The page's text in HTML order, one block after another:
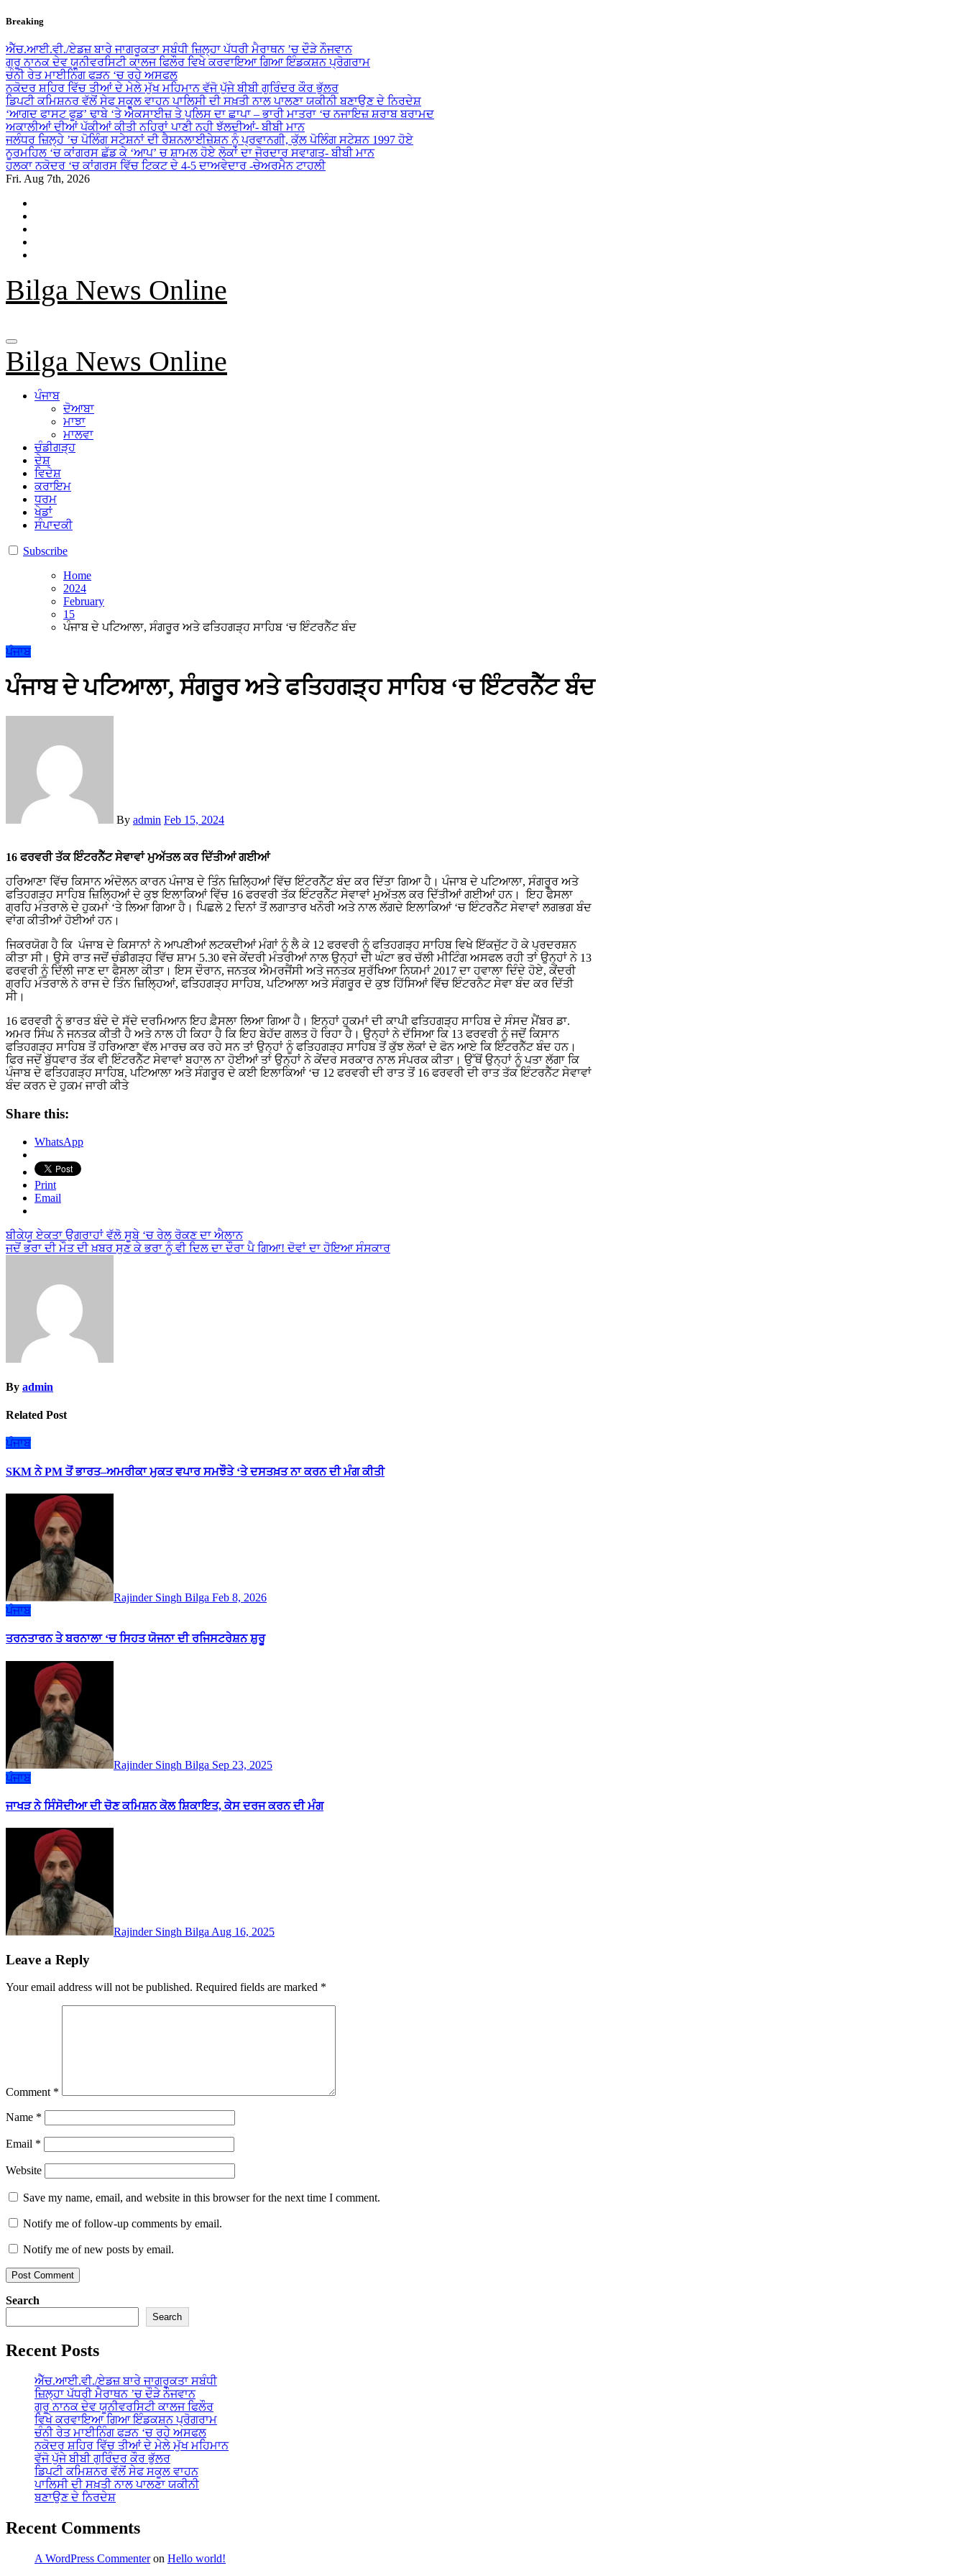
Skip
content
Breaking
ਐੱਚ.ਆਈ.ਵੀ./ਏਡਜ਼ ਬਾਰੇ ਜਾਗਰੂਕਤਾ ਸਬੰਧੀ ਜ਼ਿਲ੍ਹਾ ਪੱਧਰੀ ਮੈਰਾਥਨ ’ਚ ਦੌੜੇ ਨੌਜਵਾਨ
ਗੁਰੂ ਨਾਨਕ ਦੇਵ ਯੂਨੀਵਰਸਿਟੀ ਕਾਲਜ ਫਿਲੌਰ ਵਿਖੇ ਕਰਵਾਇਆ ਗਿਆ ਇੰਡਕਸ਼ਨ ਪ੍ਰੋਗਰਾਮ
ਚੰਨੀ ਰੇਤ ਮਾਈਨਿੰਗ ਫੜਨ ‘ਚ ਰਹੇ ਅਸਫਲ
ਨਕੋਦਰ ਸ਼ਹਿਰ ਵਿੱਚ ਤੀਆਂ ਦੇ ਮੇਲੇ ਮੁੱਖ ਮਹਿਮਾਨ ਵੱਜੋ ਪੁੱਜੇ ਬੀਬੀ ਗੁਰਿੰਦਰ ਕੌਰ ਭੁੱਲਰ
ਡਿਪਟੀ ਕਮਿਸ਼ਨਰ ਵੱਲੋਂ ਸੇਫ ਸਕੂਲ ਵਾਹਨ ਪਾਲਿਸੀ ਦੀ ਸਖ਼ਤੀ ਨਾਲ ਪਾਲਣਾ ਯਕੀਨੀ ਬਣਾਉਣ ਦੇ ਨਿਰਦੇਸ਼
‘ਆਗਦ ਫਾਸਟ ਫੂਡ’ ਢਾਬੇ ‘ਤੇ ਐਕਸਾਈਜ਼ ਤੇ ਪੁਲਿਸ ਦਾ ਛਾਪਾ – ਭਾਰੀ ਮਾਤਰਾ ‘ਚ ਨਜਾਇਜ਼ ਸ਼ਰਾਬ ਬਰਾਮਦ
ਅਕਾਲੀਆਂ ਦੀਆਂ ਪੱਕੀਆਂ ਕੀਤੀ ਨਹਿਰਾਂ ਪਾਣੀ ਨਹੀ ਝੱਲਦੀਆਂ- ਬੀਬੀ ਮਾਨ
ਜਲੰਧਰ ਜ਼ਿਲ੍ਹੇ ’ਚ ਪੋਲਿੰਗ ਸਟੇਸ਼ਨਾਂ ਦੀ ਰੈਸ਼ਨਲਾਈਜ਼ੇਸ਼ਨ ਨੂੰ ਪ੍ਰਵਾਨਗੀ, ਕੁੱਲ ਪੋਲਿੰਗ ਸਟੇਸ਼ਨ 1997 ਹੋਏ
ਨੂਰਮਹਿਲ ‘ਚ ਕਾਂਗਰਸ ਛੱਡ ਕੇ ‘ਆਪ’ ਚ ਸ਼ਾਮਲ ਹੋਏ ਲੋਕਾਂ ਦਾ ਜੋਰਦਾਰ ਸਵਾਗਤ- ਬੀਬੀ ਮਾਨ
ਹਲਕਾ ਨਕੋਦਰ ‘ਚ ਕਾਂਗਰਸ ਵਿੱਚ ਟਿਕਟ ਦੇ 4-5 ਦਾਅਵੇਦਾਰ -ਚੇਅਰਮੈਨ ਟਾਹਲੀ
Fri. Aug 7th, 2026
Bilga News Online
Bilga News Online
ਪੰਜਾਬ
ਦੋਆਬਾ
ਮਾਝਾ
ਮਾਲਵਾ
ਚੰਡੀਗੜ੍ਹ
ਦੇਸ਼
ਵਿਦੇਸ਼
ਕਰਾਇਮ
ਧਰਮ
ਖੇਡਾਂ
ਸੰਪਾਦਕੀ
Subscribe
Home
2024
February
15
ਪੰਜਾਬ ਦੇ ਪਟਿਆਲਾ, ਸੰਗਰੂਰ ਅਤੇ ਫਤਿਹਗੜ੍ਹ ਸਾਹਿਬ ‘ਚ ਇੰਟਰਨੈੱਟ ਬੰਦ
ਪੰਜਾਬ
ਪੰਜਾਬ ਦੇ ਪਟਿਆਲਾ, ਸੰਗਰੂਰ ਅਤੇ ਫਤਿਹਗੜ੍ਹ ਸਾਹਿਬ ‘ਚ ਇੰਟਰਨੈੱਟ ਬੰਦ
By admin Feb 15, 2024
16 ਫਰਵਰੀ ਤੱਕ ਇੰਟਰਨੈੱਟ ਸੇਵਾਵਾਂ ਮੁਅੱਤਲ ਕਰ ਦਿੱਤੀਆਂ ਗਈਆਂ
ਹਰਿਆਣਾ ਵਿੱਚ ਕਿਸਾਨ ਅੰਦੋਲਨ ਕਾਰਨ ਪੰਜਾਬ ਦੇ ਤਿੰਨ ਜ਼ਿਲ੍ਹਿਆਂ ਵਿੱਚ ਇੰਟਰਨੈੱਟ ਬੰਦ ਕਰ ਦਿੱਤਾ ਗਿਆ ਹੈ। ਪੰਜਾਬ ਦੇ ਪਟਿਆਲਾ, ਸੰਗਰੂਰ ਅਤੇ
ਫਤਿਹਗੜ੍ਹ ਸਾਹਿਬ ਜ਼ਿਲ੍ਹਿਆਂ ਦੇ ਕੁਝ ਇਲਾਕਿਆਂ ਵਿੱਚ 16 ਫਰਵਰੀ ਤੱਕ ਇੰਟਰਨੈੱਟ ਸੇਵਾਵਾਂ ਮੁਅੱਤਲ ਕਰ ਦਿੱਤੀਆਂ ਗਈਆਂ ਹਨ। ਇਹ ਫੈਸਲਾ
ਗ੍ਰਹਿ ਮੰਤਰਾਲੇ ਦੇ ਹੁਕਮਾਂ ‘ਤੇ ਲਿਆ ਗਿਆ ਹੈ। ਪਿਛਲੇ 2 ਦਿਨਾਂ ਤੋਂ ਲਗਾਤਾਰ ਖਨੌਰੀ ਅਤੇ ਨਾਲ ਲੱਗਦੇ ਇਲਾਕਿਆਂ ‘ਚ ਇੰਟਰਨੈੱਟ ਸੇਵਾਵਾਂ ਲਗਭਗ ਬੰਦ
ਵਾਂਗ ਕੀਤੀਆਂ ਹੋਈਆਂ ਹਨ।
ਜਿਕਰਯੋਗ ਹੈ ਕਿ ਪੰਜਾਬ ਦੇ ਕਿਸਾਨਾਂ ਨੇ ਆਪਣੀਆਂ ਲਟਕਦੀਆਂ ਮੰਗਾਂ ਨੂੰ ਲੈ ਕੇ 12 ਫਰਵਰੀ ਨੂੰ ਫਤਿਹਗੜ੍ਹ ਸਾਹਿਬ ਵਿਖੇ ਇੱਕਜੁੱਟ ਹੋ ਕੇ ਪ੍ਰਦਰਸ਼ਨ
ਕੀਤਾ ਸੀ। ਉਸੇ ਰਾਤ ਜਦੋਂ ਚੰਡੀਗੜ੍ਹ ਵਿੱਚ ਸ਼ਾਮ 5.30 ਵਜੇ ਕੇਂਦਰੀ ਮੰਤਰੀਆਂ ਨਾਲ ਉਨ੍ਹਾਂ ਦੀ ਘੰਟਾ ਭਰ ਚੱਲੀ ਮੀਟਿੰਗ ਅਸਫਲ ਰਹੀ ਤਾਂ ਉਨ੍ਹਾਂ ਨੇ 13
ਫਰਵਰੀ ਨੂੰ ਦਿੱਲੀ ਜਾਣ ਦਾ ਫੈਸਲਾ ਕੀਤਾ। ਇਸ ਦੌਰਾਨ, ਜਨਤਕ ਐਮਰਜੈਂਸੀ ਅਤੇ ਜਨਤਕ ਸੁਰੱਖਿਆ ਨਿਯਮਾਂ 2017 ਦਾ ਹਵਾਲਾ ਦਿੰਦੇ ਹੋਏ, ਕੇਂਦਰੀ
ਗ੍ਰਹਿ ਮੰਤਰਾਲੇ ਨੇ ਰਾਜ ਦੇ ਤਿੰਨ ਜ਼ਿਲ੍ਹਿਆਂ, ਫਤਿਹਗੜ੍ਹ ਸਾਹਿਬ, ਪਟਿਆਲਾ ਅਤੇ ਸੰਗਰੂਰ ਦੇ ਕੁਝ ਹਿੱਸਿਆਂ ਵਿੱਚ ਇੰਟਰਨੈਟ ਸੇਵਾ ਬੰਦ ਕਰ ਦਿੱਤੀ
ਸੀ।
16 ਫਰਵਰੀ ਨੂੰ ਭਾਰਤ ਬੰਦੇ ਦੇ ਸੱਦੇ ਦਰਮਿਆਨ ਇਹ ਫ਼ੈਸਲਾ ਲਿਆ ਗਿਆ ਹੈ। ਇਨ੍ਹਾਂ ਹੁਕਮਾਂ ਦੀ ਕਾਪੀ ਫਤਿਹਗੜ੍ਹ ਸਾਹਿਬ ਦੇ ਸੰਸਦ ਮੈਂਬਰ ਡਾ.
ਅਮਰ ਸਿੰਘ ਨੇ ਜਨਤਕ ਕੀਤੀ ਹੈ ਅਤੇ ਨਾਲ ਹੀ ਕਿਹਾ ਹੈ ਕਿ ਇਹ ਬੇਹੱਦ ਗਲਤ ਹੋ ਰਿਹਾ ਹੈ। ਉਨ੍ਹਾਂ ਨੇ ਦੱਸਿਆ ਕਿ 13 ਫਰਵਰੀ ਨੂੰ ਜਦੋਂ ਕਿਸਾਨ
ਫਤਿਹਗੜ੍ਹ ਸਾਹਿਬ ਤੋਂ ਹਰਿਆਣਾ ਵੱਲ ਮਾਰਚ ਕਰ ਰਹੇ ਸਨ ਤਾਂ ਉਨ੍ਹਾਂ ਨੂੰ ਫਤਿਹਗੜ੍ਹ ਸਾਹਿਬ ਤੋਂ ਕੁੱਝ ਲੋਕਾਂ ਦੇ ਫੋਨ ਆਏ ਕਿ ਇੰਟਰਨੈੱਟ ਬੰਦ ਹਨ।
ਫਿਰ ਜਦੋਂ ਬੁੱਧਵਾਰ ਤੱਕ ਵੀ ਇੰਟਰਨੈੱਟ ਸੇਵਾਵਾਂ ਬਹਾਲ ਨਾ ਹੋਈਆਂ ਤਾਂ ਉਨ੍ਹਾਂ ਨੇ ਕੇਂਦਰ ਸਰਕਾਰ ਨਾਲ ਸੰਪਰਕ ਕੀਤਾ। ਉੱਥੋਂ ਉਨ੍ਹਾਂ ਨੂੰ ਪਤਾ ਲੱਗਾ ਕਿ
ਪੰਜਾਬ ਦੇ ਫਤਿਹਗੜ੍ਹ ਸਾਹਿਬ, ਪਟਿਆਲਾ ਅਤੇ ਸੰਗਰੂਰ ਦੇ ਕਈ ਇਲਾਕਿਆਂ ‘ਚ 12 ਫਰਵਰੀ ਦੀ ਰਾਤ ਤੋਂ 16 ਫਰਵਰੀ ਦੀ ਰਾਤ ਤੱਕ ਇੰਟਰਨੈੱਟ ਸੇਵਾਵਾਂ
ਬੰਦ ਕਰਨ ਦੇ ਹੁਕਮ ਜਾਰੀ ਕੀਤੇ
Share this:
WhatsApp
Print
Email
Post
navigation
ਬੀਕੇਯੂ ਏਕਤਾ ਉਗਰਾਹਾਂ ਵੱਲੋ ਸੂਬੇ ‘ਚ ਰੇਲ ਰੋਕਣ ਦਾ ਐਲਾਨ
ਜਦੋਂ ਭਰਾ ਦੀ ਮੌਤ ਦੀ ਖ਼ਬਰ ਸੁਣ ਕੇ ਭਰਾ ਨੂੰ ਵੀ ਦਿਲ ਦਾ ਦੌਰਾ ਪੈ ਗਿਆ! ਦੋਵਾਂ ਦਾ ਹੋਇਆ ਸੰਸਕਾਰ
By admin
Related Post
ਪੰਜਾਬ
SKM ਨੇ PM ਤੋਂ ਭਾਰਤ–ਅਮਰੀਕਾ ਮੁਕਤ ਵਪਾਰ ਸਮਝੌਤੇ ‘ਤੇ ਦਸਤਖ਼ਤ ਨਾ ਕਰਨ ਦੀ ਮੰਗ ਕੀਤੀ
Rajinder Singh Bilga Feb 8, 2026
ਪੰਜਾਬ
ਤਰਨਤਾਰਨ ਤੇ ਬਰਨਾਲਾ ‘ਚ ਸਿਹਤ ਯੋਜਨਾ ਦੀ ਰਜਿਸਟਰੇਸ਼ਨ ਸ਼ੁਰੂ
Rajinder Singh Bilga Sep 23, 2025
ਪੰਜਾਬ
ਜਾਖੜ ਨੇ ਸਿੰਸੋਦੀਆ ਦੀ ਚੋਣ ਕਮਿਸ਼ਨ ਕੋਲ ਸ਼ਿਕਾਇਤ, ਕੇਸ ਦਰਜ ਕਰਨ ਦੀ ਮੰਗ
Rajinder Singh Bilga Aug 16, 2025
Leave a Reply
Your email address will not be published. Required fields are marked *
Comment *
Name *
Email *
Website
Save my name, email, and website in this browser for the next time I comment.
Notify me of follow-up comments by email.
Notify me of new posts by email.
Search
Search
Recent Posts
ਐੱਚ.ਆਈ.ਵੀ./ਏਡਜ਼ ਬਾਰੇ ਜਾਗਰੂਕਤਾ ਸਬੰਧੀ
ਜ਼ਿਲ੍ਹਾ ਪੱਧਰੀ ਮੈਰਾਥਨ ’ਚ ਦੌੜੇ ਨੌਜਵਾਨ
ਗੁਰੂ ਨਾਨਕ ਦੇਵ ਯੂਨੀਵਰਸਿਟੀ ਕਾਲਜ ਫਿਲੌਰ
ਵਿਖੇ ਕਰਵਾਇਆ ਗਿਆ ਇੰਡਕਸ਼ਨ ਪ੍ਰੋਗਰਾਮ
ਚੰਨੀ ਰੇਤ ਮਾਈਨਿੰਗ ਫੜਨ ‘ਚ ਰਹੇ ਅਸਫਲ
ਨਕੋਦਰ ਸ਼ਹਿਰ ਵਿੱਚ ਤੀਆਂ ਦੇ ਮੇਲੇ ਮੁੱਖ ਮਹਿਮਾਨ
ਵੱਜੋ ਪੁੱਜੇ ਬੀਬੀ ਗੁਰਿੰਦਰ ਕੌਰ ਭੁੱਲਰ
ਡਿਪਟੀ ਕਮਿਸ਼ਨਰ ਵੱਲੋਂ ਸੇਫ ਸਕੂਲ ਵਾਹਨ
ਪਾਲਿਸੀ ਦੀ ਸਖ਼ਤੀ ਨਾਲ ਪਾਲਣਾ ਯਕੀਨੀ
ਬਣਾਉਣ ਦੇ ਨਿਰਦੇਸ਼
Recent Comments
A WordPress Commenteron Hello world!